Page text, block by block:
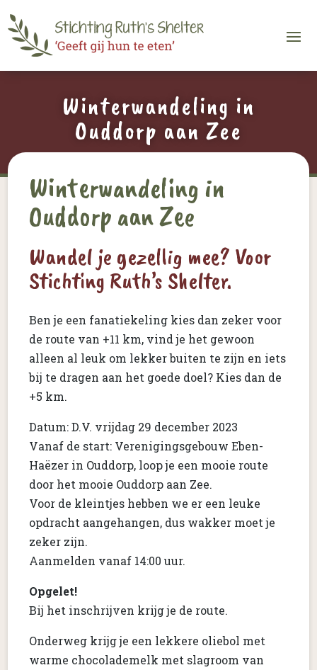
Winterwandeling in
Ouddorp aan Zee
Winterwandeling in
Ouddorp aan Zee
Wandel je gezellig mee? Voor
Stichting Ruth’s Shelter.
Ben je een fanatiekeling kies dan zeker voor
de route van +11 km, vind je het gewoon
alleen al leuk om lekker buiten te zijn en iets
bij te dragen aan het goede doel? Kies dan de
+5 km.
Datum: D.V. vrijdag 29 december 2023
Vanaf de start: Verenigingsgebouw Eben-
Haëzer in Ouddorp, loop je een mooie route
door het mooie Ouddorp aan Zee.
Voor de kleintjes hebben we er een leuke
opdracht aangehangen, dus wakker moet je
zeker zijn.
Aanmelden vanaf 14:00 uur.
Opgelet!
Bij het inschrijven krijg je de route.
Onderweg krijg je een lekkere oliebol met
warme chocolademelk met slagroom van